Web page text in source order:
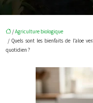
/Agriculture biologique
/ Quels sont les bienfaits de l’aloe
quotidien ?